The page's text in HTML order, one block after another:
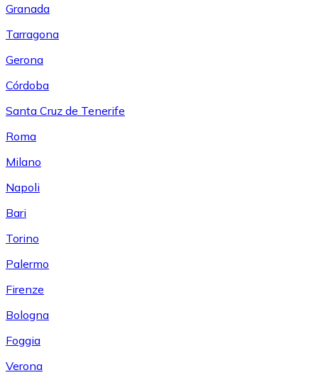
Granada
Tarragona
Gerona
Córdoba
Santa Cruz de Tenerife
Roma
Milano
Napoli
Bari
Torino
Palermo
Firenze
Bologna
Foggia
Verona